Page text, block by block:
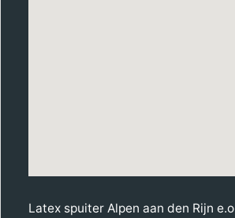
Latex spuiter Alpen aan den Rijn e.o